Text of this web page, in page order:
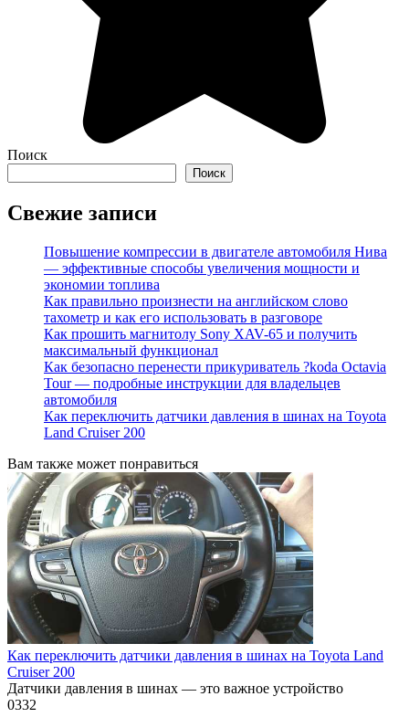
Поиск
Поиск
Свежие записи
Повышение компрессии в двигателе автомобиля Нива
— эффективные способы увеличения мощности и
экономии топлива
Как правильно произнести на английском слово
тахометр и как его использовать в разговоре
Как прошить магнитолу Sony XAV-65 и получить
максимальный функционал
Как безопасно перенести прикуриватель ?koda Octavia
Tour — подробные инструкции для владельцев
автомобиля
Как переключить датчики давления в шинах на Toyota
Land Cruiser 200
Вам также может понравиться
Как переключить датчики давления в шинах на Toyota Land
Cruiser 200
Датчики давления в шинах — это важное устройство
0332